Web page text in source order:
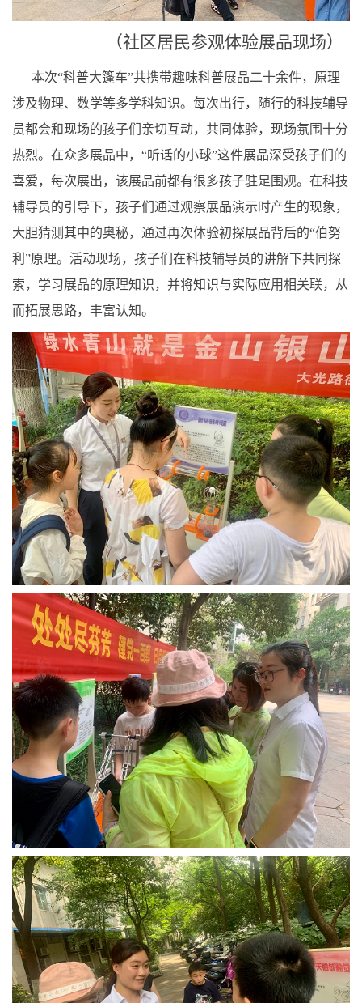
（社区居民参观体验展品现场）
本次“科普大篷车”共携带趣味科普展品二十余件，原理
涉及物理、数学等多学科知识。每次出行，随行的科技辅导
员都会和现场的孩子们亲切互动，共同体验，现场氛围十分
热烈。在众多展品中，“听话的小球”这件展品深受孩子们的
喜爱，每次展出，该展品前都有很多孩子驻足围观。在科技
辅导员的引导下，孩子们通过观察展品演示时产生的现象，
大胆猜测其中的奥秘，通过再次体验初探展品背后的“伯努
利”原理。活动现场，孩子们在科技辅导员的讲解下共同探
索，学习展品的原理知识，并将知识与实际应用相关联，从
而拓展思路，丰富认知。